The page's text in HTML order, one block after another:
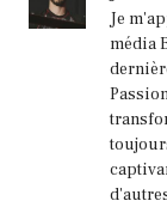
Je
média